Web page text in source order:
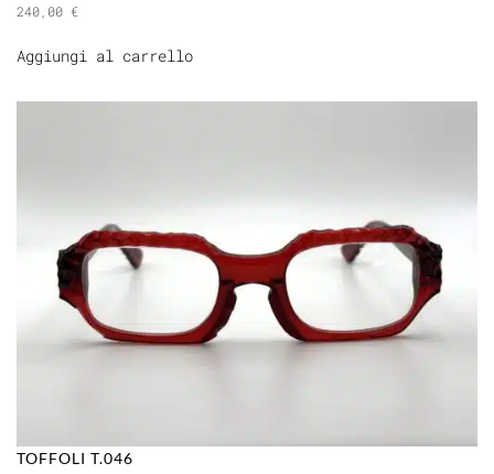
240,00 €
Aggiungi al carrello
TOFFOLI T.046